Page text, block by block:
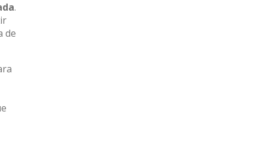
.
de